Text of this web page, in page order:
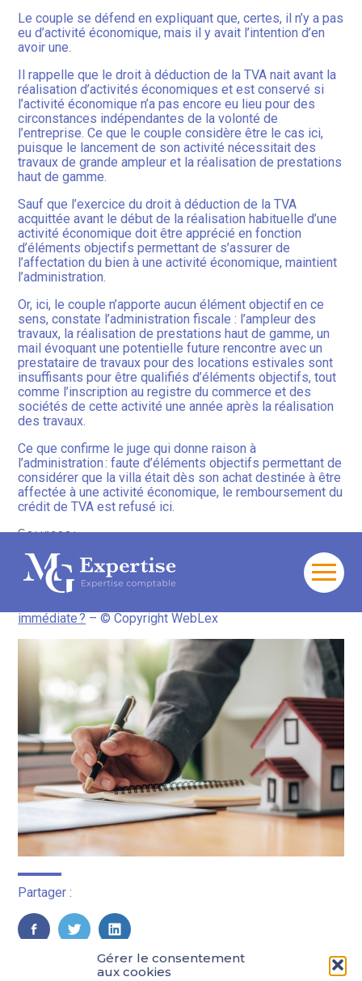
Gérer le consentement
aux cookies
Aller
Le couple se défend en expliquant que, certes, il n’y a pas
eu d’activité économique, mais il y avait l’intention d’en
avoir une.
Il rappelle que le droit à déduction de la TVA nait avant la
réalisation d’activités économiques et est conservé si
l’activité économique n’a pas encore eu lieu pour des
circonstances indépendantes de la volonté de
l’entreprise. Ce que le couple considère être le cas ici,
puisque le lancement de son activité nécessitait des
travaux de grande ampleur et la réalisation de prestations
haut de gamme.
Sauf que l’exercice du droit à déduction de la TVA
acquittée avant le début de la réalisation habituelle d’une
activité économique doit être apprécié en fonction
d’éléments objectifs permettant de s’assurer de
l’affectation du bien à une activité économique, maintient
l’administration.
Or, ici, le couple n’apporte aucun élément objectif en ce
sens, constate l’administration fiscale : l’ampleur des
travaux, la réalisation de prestations haut de gamme, un
mail évoquant une potentielle future rencontre avec un
prestataire de travaux pour des locations estivales sont
insuffisants pour être qualifiés d’éléments objectifs, tout
comme l’inscription au registre du commerce et des
sociétés de cette activité une année après la réalisation
des travaux.
Ce que confirme le juge qui donne raison à
l’administration : faute d’éléments objectifs permettant de
considérer que la villa était dès son achat destinée à être
affectée à une activité économique, le remboursement du
crédit de TVA est refusé ici.
Sources :
Arrêt de la Cour administrative d’appel de Marseille du
16 janvier 2025, no 23MA00817
immédiate ? – © Copyright WebLex
Partager :
FaceBook
TwitterLinkedIn